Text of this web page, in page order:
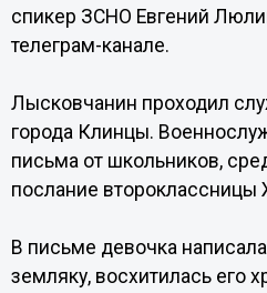
спикер ЗСНО Евгений
телеграм-канале.
Лысковчанин проходил
города Клинцы.
письма от школьников,
послание второклассницы
В письме девочка
земляку, восхитилась его